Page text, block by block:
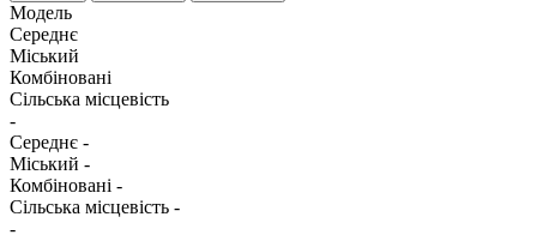
Модель
Середнє
Міський
Комбіновані
Сільська місцевість
-
Середнє -
Міський -
Комбіновані -
Сільська місцевість -
-